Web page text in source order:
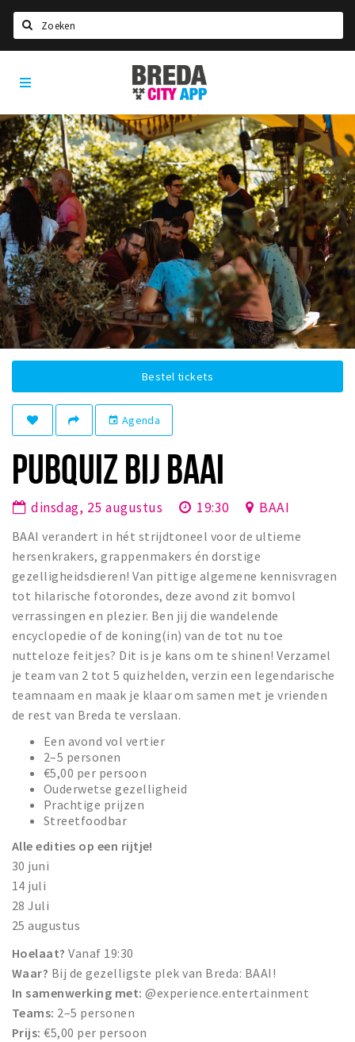
Home
Agenda
Deals
Party pics
Nieuws, interviews & blogs
Eten
Drinken
Slapen
Recreatief
Winkels
Parkeren
Musea, theaters & podia
Toeristische routes
Natuurgebieden
Baroniepoorten
Sport
Privacy
Inloggen
Breda
City
App
Bestel tickets
event Agenda
PUBQUIZ BIJ BAAI
dinsdag, 25 augustus 19:30 BAAI
BAAI verandert in hét strijdtoneel voor de ultieme
hersenkrakers, grappenmakers én dorstige
gezelligheidsdieren! Van pittige algemene kennisvragen
tot hilarische fotorondes, deze avond zit bomvol
verrassingen en plezier. Ben jij die wandelende
encyclopedie of de koning(in) van de tot nu toe
nutteloze feitjes? Dit is je kans om te shinen! Verzamel
je team van 2 tot 5 quizhelden, verzin een legendarische
teamnaam en maak je klaar om samen met je vrienden
de rest van Breda te verslaan.
Een avond vol vertier
2–5 personen
€5,00 per persoon
Ouderwetse gezelligheid
Prachtige prijzen
Streetfoodbar
Alle edities op een rijtje!
30 juni
14 juli
28 Juli
25 augustus
Hoelaat?Vanaf 19:30
Waar? Bij de gezelligste plek van Breda: BAAI!
In samenwerking met: @experience.entertainment
Teams: 2–5 personen
Prijs: €5,00 per persoon